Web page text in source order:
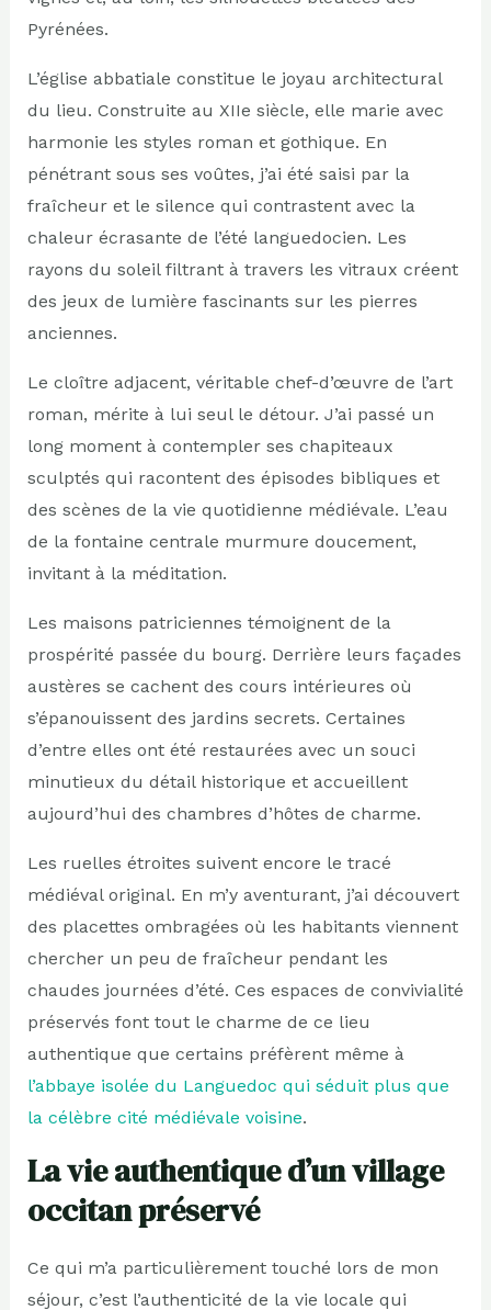
Pyrénées.
L’église abbatiale constitue le joyau architectural
du lieu. Construite au XIIe siècle, elle marie avec
harmonie les styles roman et gothique. En
pénétrant sous ses voûtes, j’ai été saisi par la
fraîcheur et le silence qui contrastent avec la
chaleur écrasante de l’été languedocien. Les
rayons du soleil filtrant à travers les vitraux créent
des jeux de lumière fascinants sur les pierres
anciennes.
Le cloître adjacent, véritable chef-d’œuvre de l’art
roman, mérite à lui seul le détour. J’ai passé un
long moment à contempler ses chapiteaux
sculptés qui racontent des épisodes bibliques et
des scènes de la vie quotidienne médiévale. L’eau
de la fontaine centrale murmure doucement,
invitant à la méditation.
Les maisons patriciennes témoignent de la
prospérité passée du bourg. Derrière leurs façades
austères se cachent des cours intérieures où
s’épanouissent des jardins secrets. Certaines
d’entre elles ont été restaurées avec un souci
minutieux du détail historique et accueillent
aujourd’hui des chambres d’hôtes de charme.
Les ruelles étroites suivent encore le tracé
médiéval original. En m’y aventurant, j’ai découvert
des placettes ombragées où les habitants viennent
chercher un peu de fraîcheur pendant les
chaudes journées d’été. Ces espaces de convivialité
préservés font tout le charme de ce lieu
authentique que certains préfèrent même à
l’abbaye isolée du Languedoc qui séduit plus que
la célèbre cité médiévale voisine.
La vie authentique d’un village
occitan préservé
Ce qui m’a particulièrement touché lors de mon
séjour, c’est l’authenticité de la vie locale qui